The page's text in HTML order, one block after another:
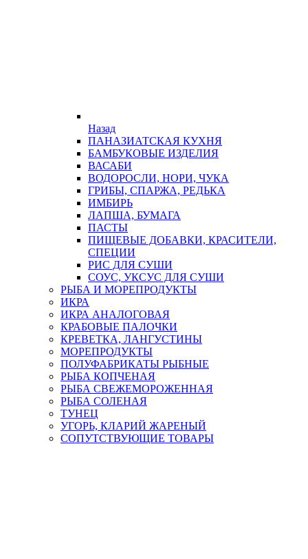
Назад
ПАНАЗИАТСКАЯ КУХНЯ
БАМБУКОВЫЕ ИЗДЕЛИЯ
ВАСАБИ
ВОДОРОСЛИ, НОРИ, ЧУКА
ГРИБЫ, СПАРЖА, РЕДЬКА
ИМБИРЬ
ЛАПША, БУМАГА
ПАСТЫ
ПИЩЕВЫЕ ДОБАВКИ, КРАСИТЕЛИ,
СПЕЦИИ
РИС ДЛЯ СУШИ
СОУС, УКСУС ДЛЯ СУШИ
РЫБА И МОРЕПРОДУКТЫ
ИКРА
ИКРА АНАЛОГОВАЯ
КРАБОВЫЕ ПАЛОЧКИ
КРЕВЕТКА, ЛАНГУСТИНЫ
МОРЕПРОДУКТЫ
ПОЛУФАБРИКАТЫ РЫБНЫЕ
РЫБА КОПЧЕНАЯ
РЫБА СВЕЖЕМОРОЖЕННАЯ
РЫБА СОЛЕНАЯ
ТУНЕЦ
УГОРЬ, КЛАРИЙ ЖАРЕНЫЙ
СОПУТСТВУЮЩИЕ ТОВАРЫ